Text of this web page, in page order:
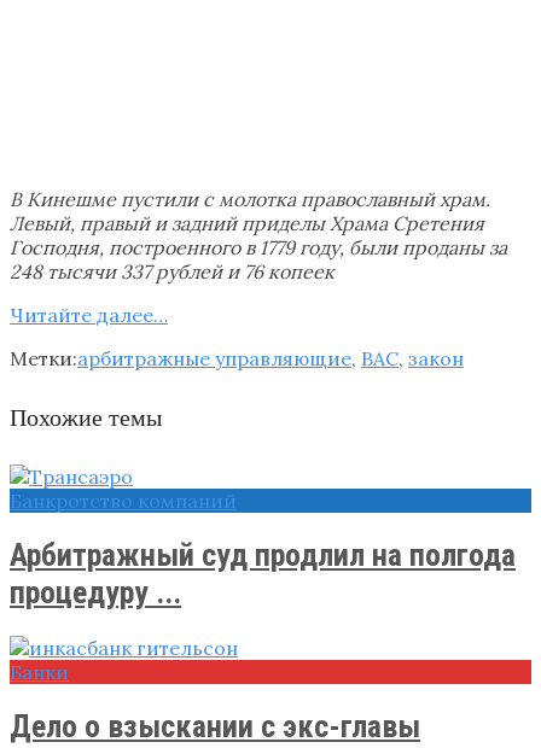
В Кинешме пустили с молотка православный храм.
Левый, правый и задний приделы Храма Сретения
Господня, построенного в 1779 году, были проданы за
248 тысячи 337 рублей и 76 копеек
Читайте далее…
Метки:арбитражные управляющие, ВАС, закон
Похожие темы
Банкротство компаний
Арбитражный суд продлил на полгода
процедуру ...
Банки
Дело о взыскании с экс-главы